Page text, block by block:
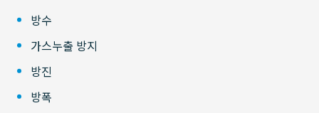
방수
가스누출 방지
방진
방폭